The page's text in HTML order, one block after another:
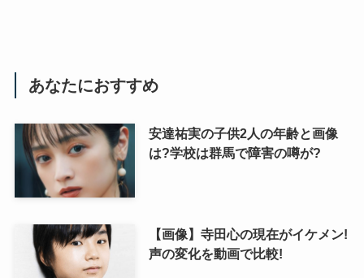
あなたにおすすめ
安達祐実の子供2人の年齢と画像
は?学校は群馬で障害の噂が?
【画像】寺田心の現在がイケメン!
声の変化を動画で比較!